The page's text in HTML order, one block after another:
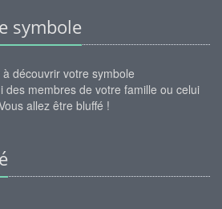
symbole
découvrir votre symbole
des membres de votre famille ou celui
allez être bluffé !